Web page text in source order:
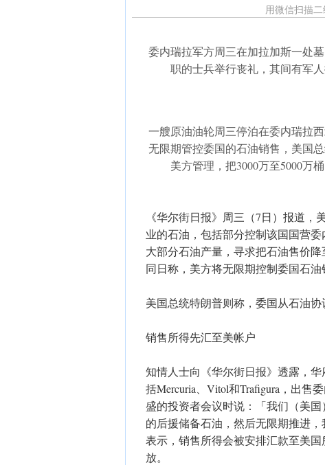
用微信扫描
委内瑞拉军方周三在加拉加斯一处
职的士兵举行丧礼，其间有军
一艘原油油轮周三停泊在委内瑞拉
无限期管控委国的石油销售，美国
美方管理，把3000万至5000万
《华尔街日报》周三（7日）报道
业的石油，包括部分控制该国国营
大部分石油产量，寻求把石油售价
同日称，美方将无限期控制委国石油
美国总统特朗普则称，委国从石油协
销售所得先汇至美帐户
知情人士向《华尔街日报》透露，
括Mercuria、Vitol和Trafigura，出售
盛的投资者会议时说：「我们（美
的后援储备石油，然后无限期推进
表示，销售所得会被安排汇款至美
放。